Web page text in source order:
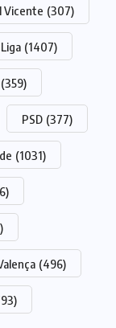
Vicente (307)
(1407)
(359)
PSD (377)
(1031)
(496)